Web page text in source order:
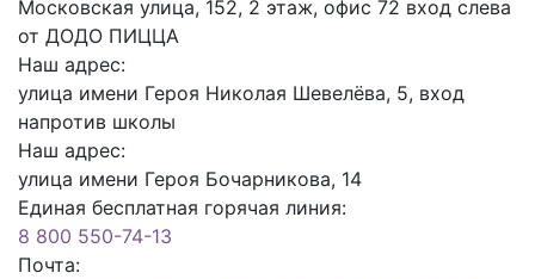
Московская улица, 152, 2 этаж, офис 72 вход слева
от ДОДО ПИЦЦА
Наш адрес:
улица имени Героя Николая Шевелёва, 5, вход
напротив школы
Наш адрес:
улица имени Героя Бочарникова, 14
Единая бесплатная горячая линия:
8 800 550-74-13
Почта: